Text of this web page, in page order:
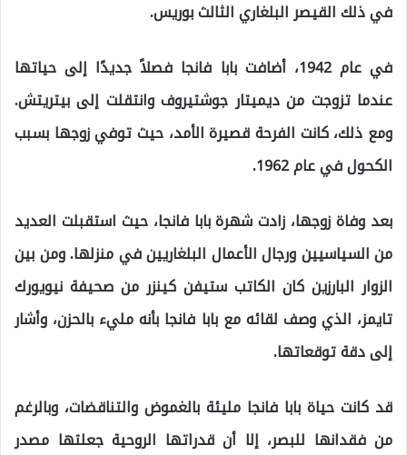
في ذلك القيصر البلغاري الثالث بوريس.
في عام 1942، أضافت بابا فانجا فصلاً جديدًا إلى حياتها
عندما تزوجت من ديميتار جوشتيروف وانتقلت إلى بيتريتش.
ومع ذلك، كانت الفرحة قصيرة الأمد، حيث توفي زوجها بسبب
الكحول في عام 1962.
بعد وفاة زوجها، زادت شهرة بابا فانجا، حيث استقبلت العديد
من السياسيين ورجال الأعمال البلغاريين في منزلها. ومن بين
الزوار البارزين كان الكاتب ستيفن كينزر من صحيفة نيويورك
تايمز، الذي وصف لقائه مع بابا فانجا بأنه مليء بالحزن، وأشار
إلى دقة توقعاتها.
قد كانت حياة بابا فانجا مليئة بالغموض والتناقضات، وبالرغم
من فقدانها للبصر، إلا أن قدراتها الروحية جعلتها مصدر